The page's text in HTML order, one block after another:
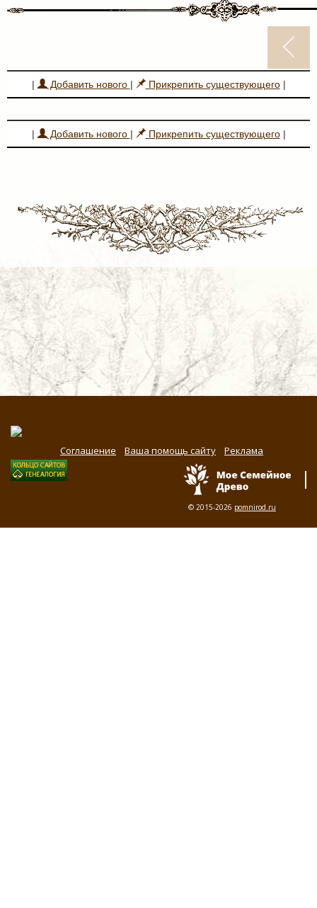
| Добавить нового | Прикрепить существующего|
| Добавить нового | Прикрепить существующего|
Соглашение Ваша помощь сайту Реклама
© 2015-2026 pomnirod.ru